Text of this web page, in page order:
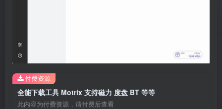
全能下载工具 Motrix 支持磁力 度盘 BT 等等
此内容为付费资源，请付费后查看
付费资源